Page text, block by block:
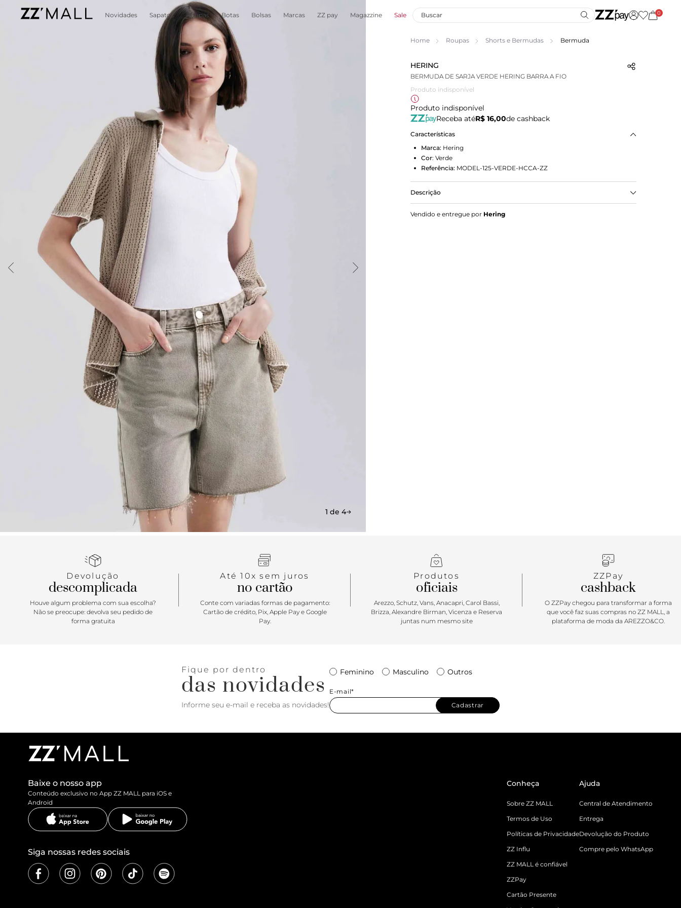
Novidades Sapatos Roupas Botas Bolsas Marcas ZZ pay Magazzine Sale 0
1 de 4
Home Roupas Shorts e Bermudas Bermuda
HERING
BERMUDA DE SARJA VERDE HERING BARRA A FIO
Produto indisponível
Produto indisponível
Receba atéR$ 16,00de cashback
Características
Marca: Hering
Cor: Verde
Referência: MODEL-125-VERDE-HCCA-ZZ
Descrição
Conheça nossa bermuda em sarja estonada com barra a fio,
que une estilo e conforto. O acabamento desfiado traz um
Vendido e entregue por Hering
Devolução
descomplicada
Houve algum problema com sua escolha?
Não se preocupe: devolva seu pedido de
forma gratuita
Até 10x sem juros
no cartão
Conte com variadas formas de pagamento:
Cartão de crédito, Pix, Apple Pay e Google
Pay.
Produtos
oficiais
Arezzo, Schutz, Vans, Anacapri, Carol Bassi,
Brizza, Alexandre Birman, Vicenza e Reserva
juntas num mesmo site
ZZPay
cashback
O ZZPay chegou para transformar a forma
que você faz suas compras no ZZ MALL, a
plataforma de moda da AREZZO&CO.
Fique por dentro
das novidades
Informe seu e-mail e receba as novidades!
Feminino Masculino Outros
E-mail*
Cadastrar
Baixe o nosso app
Conteúdo exclusivo no App ZZ MALL para iOS e
Android
Siga nossas redes sociais
Conheça
Sobre ZZ MALL
Termos de Uso
Políticas de Privacidade
ZZ Influ
ZZ MALL é confiável
ZZPay
Cartão Presente
Ajuda
Central de Atendimento
Entrega
Devolução do Produto
Compre pelo WhatsApp